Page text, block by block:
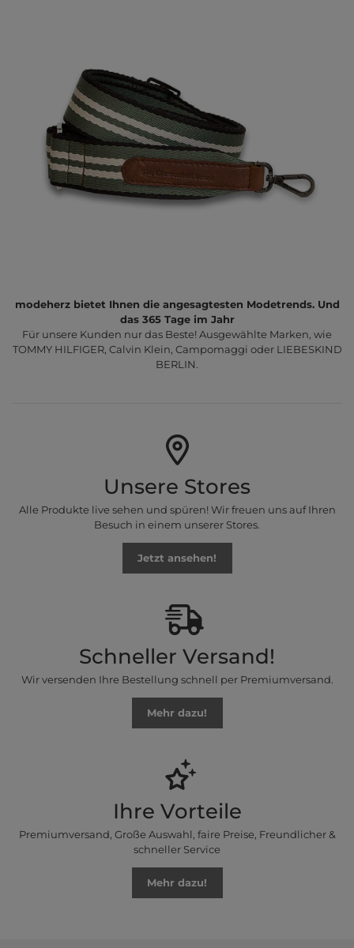
modeherz bietet Ihnen die angesagtesten Modetrends. Und
das 365 Tage im Jahr
Für unsere Kunden nur das Beste! Ausgewählte Marken, wie
TOMMY HILFIGER, Calvin Klein, Campomaggi oder LIEBESKIND
BERLIN.
Unsere Stores
Alle Produkte live sehen und spüren! Wir freuen uns auf Ihren
Besuch in einem unserer Stores.
Jetzt ansehen!
Schneller Versand!
Wir versenden Ihre Bestellung schnell per Premiumversand.
Mehr dazu!
Ihre Vorteile
Premiumversand, Große Auswahl, faire Preise, Freundlicher &
schneller Service
Mehr dazu!